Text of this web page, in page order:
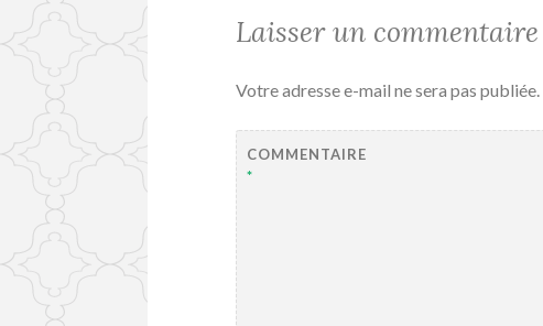
Laisser un commentaire
Votre adresse e-mail ne sera pas publiée.
COMMENTAIRE
*